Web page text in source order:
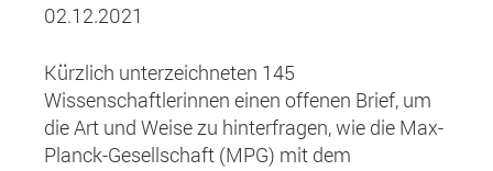
02.12.2021
Kürzlich unterzeichneten 145
Wissenschaftlerinnen einen offenen Brief, um
die Art und Weise zu hinterfragen, wie die Max-
Planck-Gesellschaft (MPG) mit dem